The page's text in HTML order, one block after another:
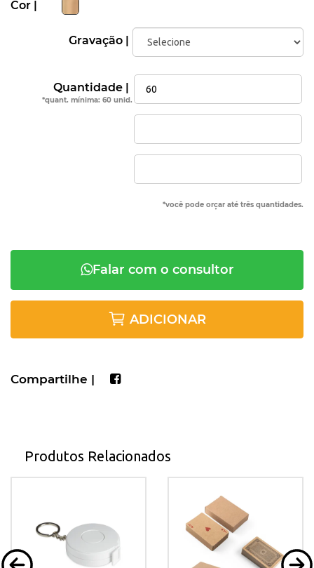
Cor |
Gravação |
Quantidade |
*quant. mínima: 60 unid.
*você pode orçar até três quantidades.
Falar com o consultor
ADICIONAR
Compartilhe |
Produtos Relacionados